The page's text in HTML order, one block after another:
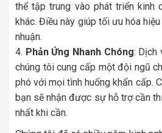
thể tập trung vào phát triển kinh
khác. Điều này giúp tối ưu hóa
nhuận.
Phản Ứng Nhanh Chóng: Dịch
chúng tôi cung cấp một đội ngũ
phó với mọi tình huống khẩn cấp.
bạn sẽ nhận được sự hỗ trợ cần
nhất khi cần.